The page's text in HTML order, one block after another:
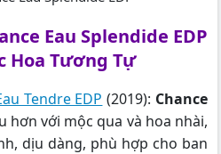
Eau Splendide EDP
Hoa Tương Tự
Tendre EDP (2019): Chance
hơn với mộc qua và hoa nhài,
dịu dàng, phù hợp cho ban